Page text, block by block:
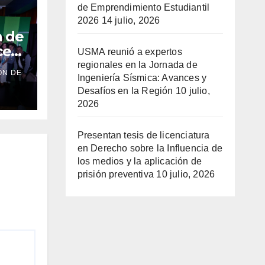
de
DE
de Emprendimiento Estudiantil
2026 14 julio, 2026
USMA reunió a expertos
regionales en la Jornada de
Ingeniería Sísmica: Avances y
Desafíos en la Región 10 julio,
2026
Presentan tesis de licenciatura
en Derecho sobre la Influencia de
los medios y la aplicación de
prisión preventiva 10 julio, 2026